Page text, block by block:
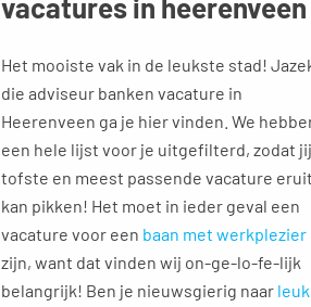
vacatures in heerenveen
Het mooiste vak in de leukste stad!
die adviseur banken vacature in
Heerenveen ga je hier vinden. We
een hele lijst voor je uitgefilterd, zodat
tofste en meest passende vacature eruit
kan pikken! Het moet in ieder geval een
vacature voor een baan met werkplezier
zijn, want dat vinden wij on-ge-lo-fe-lijk
belangrijk! Ben je nieuwsgierig naar